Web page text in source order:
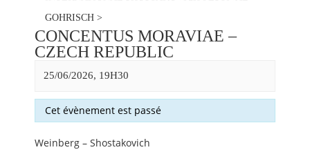
GOHRISCH >
CONCENTUS MORAVIAE –
CZECH REPUBLIC
25/06/2026, 19H30
Cet évènement est passé
Weinberg – Shostakovich